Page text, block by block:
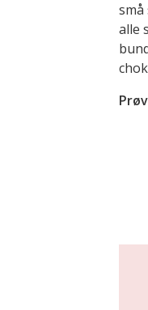
alle